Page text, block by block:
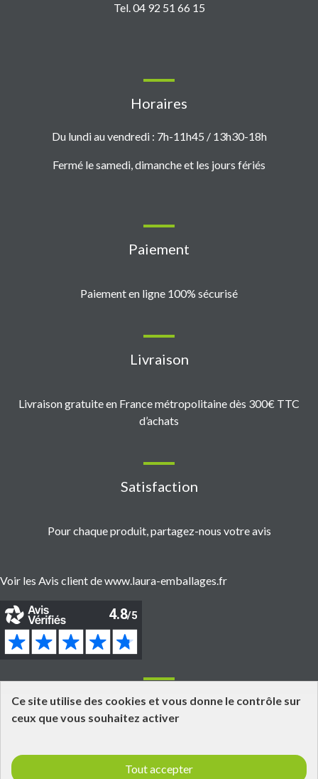
Tel. 04 92 51 66 15
Horaires
Du lundi au vendredi : 7h-11h45 / 13h30-18h
Fermé le samedi, dimanche et les jours fériés
Paiement
Paiement en ligne 100% sécurisé
Livraison
Livraison gratuite en France métropolitaine dès 300€ TTC
d’achats
Satisfaction
Pour chaque produit, partagez-nous votre avis
Voir les Avis client de www.laura-emballages.fr
Informations
Click and Collect
Livraisons et retours
Ce site utilise des cookies et vous donne le contrôle sur
ceux que vous souhaitez activer
Tout accepter